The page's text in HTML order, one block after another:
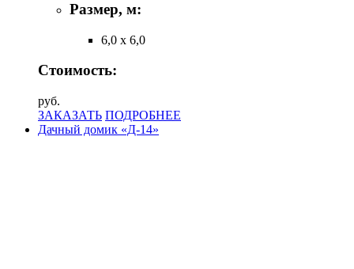
Размер, м:
6,0 х 6,0
Стоимость:
руб.
ЗАКАЗАТЬ ПОДРОБНЕЕ
Дачный домик «Д-14»